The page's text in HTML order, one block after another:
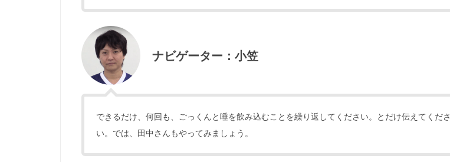
ナビゲーター：小笠
できるだけ、何回も、ごっくんと唾を飲み込むことを繰り返してください。とだけ伝えてくださ
い。では、田中さんもやってみましょう。